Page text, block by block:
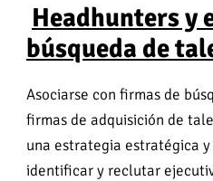
Headhunters y
búsqueda de
Asociarse con firmas de
firmas de adquisición de
una estrategia estratégica
identificar y reclutar